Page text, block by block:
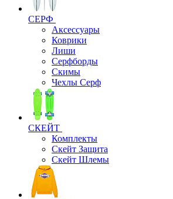
СЕРФ
Аксессуары
Коврики
Лиши
Серфборды
Скимы
Чехлы Cерф
СКЕЙТ
Комплекты
Скейт Защита
Скейт Шлемы